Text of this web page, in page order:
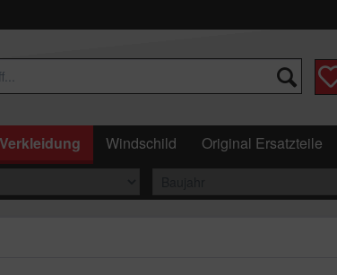
Verkleidung Windschild Original Ersatzteile